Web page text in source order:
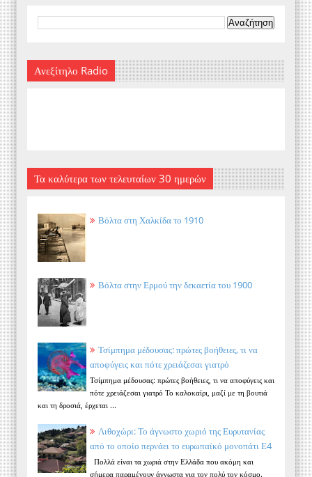
Ανεξίτηλο Radio
Τα καλύτερα των τελευταίων 30 ημερών
Βόλτα στη Χαλκίδα το 1910
Βόλτα στην Ερμού την δεκαετία του 1900
Τσίμπημα μέδουσας: πρώτες βοήθειες, τι να
αποφύγεις και πότε χρειάζεσαι γιατρό
Τσίμπημα μέδουσας: πρώτες βοήθειες, τι να αποφύγεις και
πότε χρειάζεσαι γιατρό Το καλοκαίρι, μαζί με τη βουτιά
και τη δροσιά, έρχεται ...
Λιθοχώρι: Το άγνωστο χωριό της Ευρυτανίας
από το οποίο περνάει το ευρωπαϊκό μονοπάτι Ε4
Πολλά είναι τα χωριά στην Ελλάδα που ακόμη και
σήμερα παραμένουν άγνωστα για τον πολύ τον κόσμο.